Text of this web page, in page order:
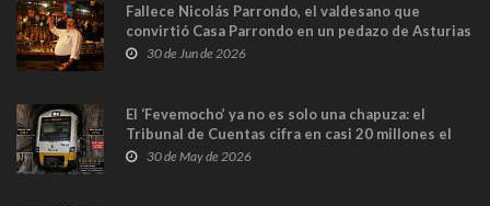
Fallece Nicolás Parrondo, el valdesano que
convirtió Casa Parrondo en un pedazo de Asturias
en Madrid
30 de Jun de 2026
El ‘Fevemocho’ ya no es solo una chapuza: el
Tribunal de Cuentas cifra en casi 20 millones el
sobrecoste de los trenes que no cabían por los
30 de May de 2026